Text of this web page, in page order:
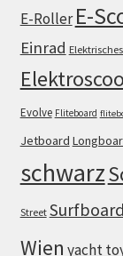
E-Roller E-
Einrad
Evolve Fliteboard
Jetboard
schwarz
Street Surfboard
Wien yacht